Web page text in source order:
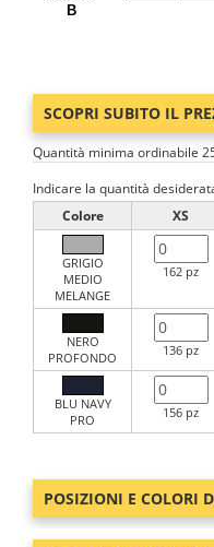
B
SCOPRI SUBITO IL
Quantità minima ordinabile
Indicare la quantità
Colore
XS
GRIGIO
MEDIO
MELANGE
162 pz
NERO
PROFONDO
136 pz
BLU NAVY
PRO
156 pz
POSIZIONI E COLORI